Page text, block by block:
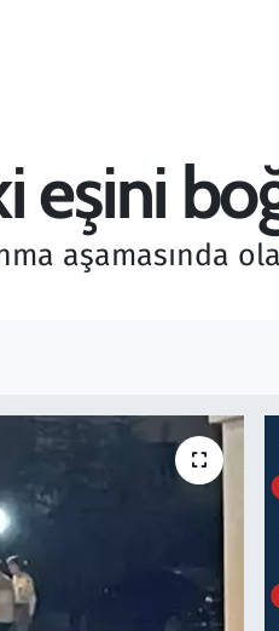
eşini
aşamasında